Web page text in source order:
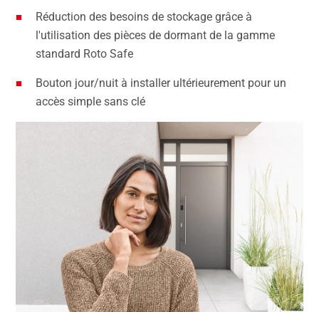
Réduction des besoins de stockage grâce à
l'utilisation des pièces de dormant de la gamme
standard Roto Safe
Bouton jour/nuit à installer ultérieurement pour un
accès simple sans clé